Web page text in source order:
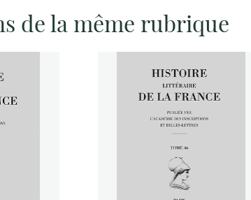
de la même rubrique